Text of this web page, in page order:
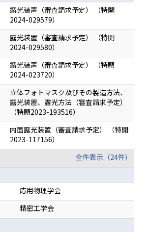
露光装置（審査請求予定） （特開
2024-029579）
露光装置（審査請求予定） （特開
2024-029580）
露光装置（審査請求予定） （特願
2024-023720）
立体フォトマスク及びその製造方法、
露光装置、露光方法（審査請求予定）
（特願2023-193516）
内面露光装置（審査請求予定） （特開
2023-117156）
全件表示（24件）
応用物理学会
精密工学会